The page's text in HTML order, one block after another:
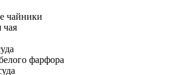
чайники
чая
фарфора